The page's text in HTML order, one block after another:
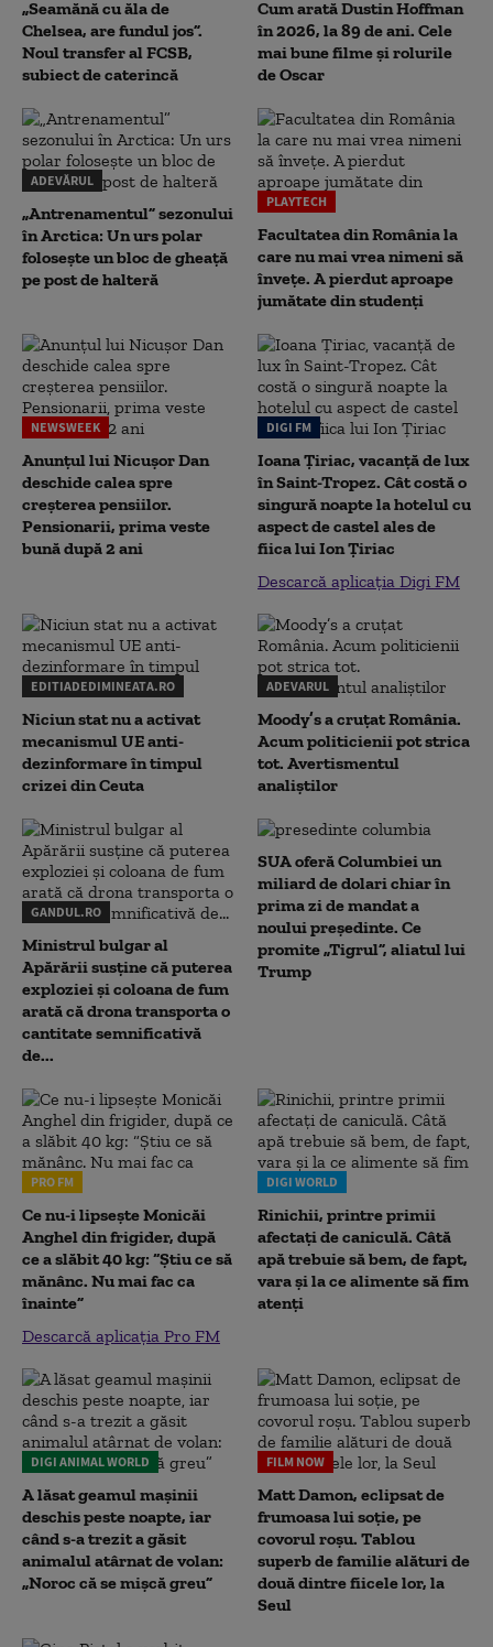
„Seamănă cu ăla de
Chelsea, are fundul jos”.
Noul transfer al FCSB,
subiect de caterincă
Cum arată Dustin Hoffman
în 2026, la 89 de ani. Cele
mai bune filme și rolurile
de Oscar
ADEVĂRUL
„Antrenamentul” sezonului
în Arctica: Un urs polar
folosește un bloc de gheață
pe post de halteră
PLAYTECH
Facultatea din România la
care nu mai vrea nimeni să
înveţe. A pierdut aproape
jumătate din studenţi
NEWSWEEK
Anunțul lui Nicușor Dan
deschide calea spre
creșterea pensiilor.
Pensionarii, prima veste
bună după 2 ani
DIGI FM
Ioana Țiriac, vacanță de lux
în Saint-Tropez. Cât costă o
singură noapte la hotelul cu
aspect de castel ales de
fiica lui Ion Țiriac
Descarcă aplicația Digi FM
EDITIADEDIMINEATA.RO
Niciun stat nu a activat
mecanismul UE anti-
dezinformare în timpul
crizei din Ceuta
ADEVARUL
Moody’s a cruțat România.
Acum politicienii pot strica
tot. Avertismentul
analiștilor
GANDUL.RO
Ministrul bulgar al
Apărării susține că puterea
exploziei și coloana de fum
arată că drona transporta o
cantitate semnificativă
de...
SUA oferă Columbiei un
miliard de dolari chiar în
prima zi de mandat a
noului președinte. Ce
promite „Tigrul”, aliatul lui
Trump
PRO FM
Ce nu-i lipsește Monicăi
Anghel din frigider, după
ce a slăbit 40 kg: “Știu ce să
mănânc. Nu mai fac ca
înainte”
Descarcă aplicația Pro FM
DIGI WORLD
Rinichii, printre primii
afectați de caniculă. Câtă
apă trebuie să bem, de fapt,
vara și la ce alimente să fim
atenți
DIGI ANIMAL WORLD
A lăsat geamul mașinii
deschis peste noapte, iar
când s-a trezit a găsit
animalul atârnat de volan:
„Noroc că se mișcă greu”
FILM NOW
Matt Damon, eclipsat de
frumoasa lui soție, pe
covorul roșu. Tablou
superb de familie alături de
două dintre fiicele lor, la
Seul